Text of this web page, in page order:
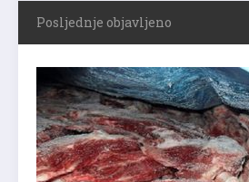
Posljednje objavljeno